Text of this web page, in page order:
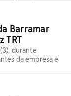
Barramar
TRT
durante
da empresa e